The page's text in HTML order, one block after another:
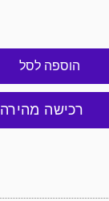
הוספה לסל
רכישה מהירה